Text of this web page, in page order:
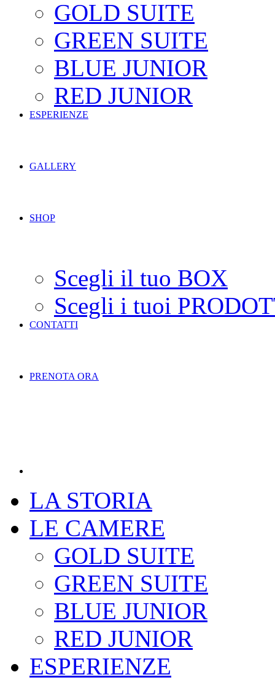
GOLD SUITE
GREEN SUITE
BLUE JUNIOR
RED JUNIOR
ESPERIENZE
GALLERY
SHOP
Scegli il tuo BOX
Scegli i tuoi
CONTATTI
PRENOTA ORA
LA STORIA
LE CAMERE
GOLD SUITE
GREEN SUITE
BLUE JUNIOR
RED JUNIOR
ESPERIENZE